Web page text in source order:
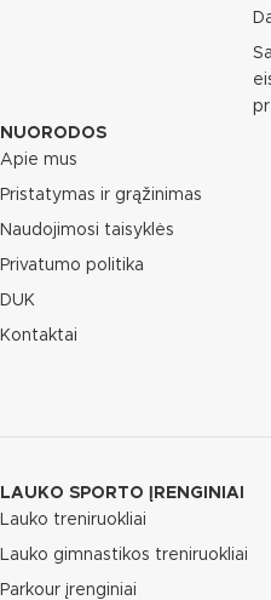
NUORODOS
Apie mus
Pristatymas ir grąžinimas
Naudojimosi taisyklės
Privatumo politika
DUK
Kontaktai
LAUKO SPORTO ĮRENGINIAI
Lauko treniruokliai
Lauko gimnastikos treniruokliai
Parkour įrenginiai